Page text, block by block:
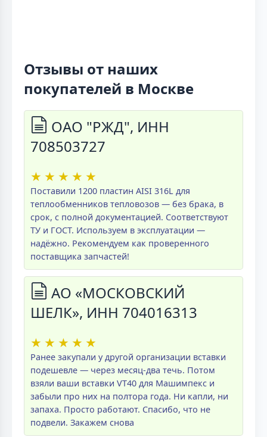
Отзывы от наших
покупателей в Москве
ОАО "РЖД", ИНН
708503727
★ ★ ★ ★ ★
Поставили 1200 пластин AISI 316L для
теплообменников тепловозов — без брака, в
срок, с полной документацией. Соответствуют
ТУ и ГОСТ. Используем в эксплуатации —
надёжно. Рекомендуем как проверенного
поставщика запчастей!
АО «МОСКОВСКИЙ
ШЕЛК», ИНН 704016313
★ ★ ★ ★ ★
Ранее закупали у другой организации вставки
подешевле — через месяц-два течь. Потом
взяли ваши вставки VT40 для Машимпекс и
забыли про них на полтора года. Ни капли, ни
запаха. Просто работают. Спасибо, что не
подвели. Закажем снова